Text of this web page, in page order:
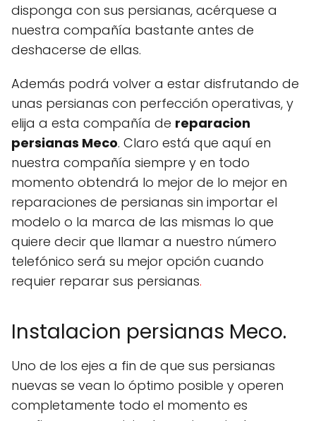
disponga con sus persianas, acérquese a
nuestra compañía bastante antes de
deshacerse de ellas.
Además podrá volver a estar disfrutando de
unas persianas con perfección operativas, y
elija a esta compañía de reparacion
persianas Meco. Claro está que aquí en
nuestra compañía siempre y en todo
momento obtendrá lo mejor de lo mejor en
reparaciones de persianas sin importar el
modelo o la marca de las mismas lo que
quiere decir que llamar a nuestro número
telefónico será su mejor opción cuando
requier reparar sus persianas.
Instalacion persianas Meco.
Uno de los ejes a fin de que sus persianas
nuevas se vean lo óptimo posible y operen
completamente todo el momento es